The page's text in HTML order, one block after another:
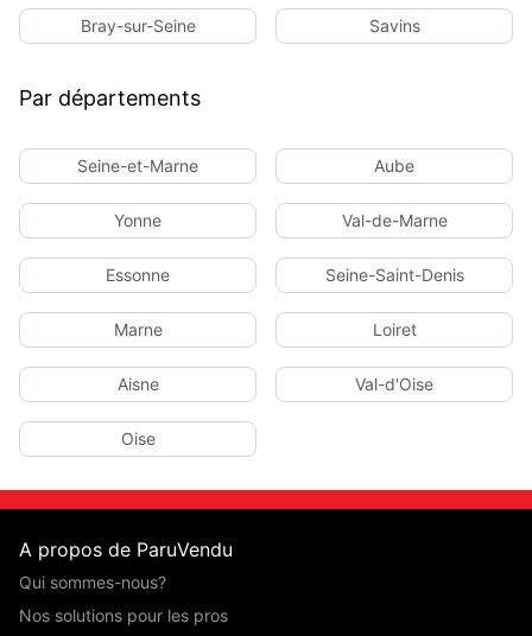
Bray-sur-Seine Savins
Par départements
Seine-et-Marne Aube
Yonne Val-de-Marne
Essonne Seine-Saint-Denis
Marne Loiret
Aisne Val-d'Oise
Oise
A propos de ParuVendu
Qui sommes-nous?
Nos solutions pour les pros